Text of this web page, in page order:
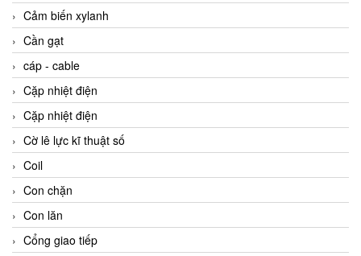
Cảm biến xylanh
Cần gạt
cáp - cable
Cặp nhiệt điện
Cặp nhiệt điện
Cờ lê lực kĩ thuật số
Coil
Con chặn
Con lăn
Cổng giao tiếp